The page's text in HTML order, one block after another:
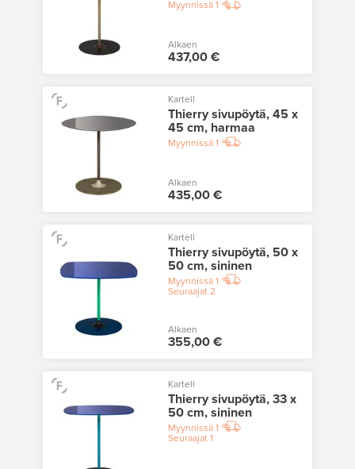
Myynnissä1
Alkaen
437,00 €
Kartell
Thierry sivupöytä, 45 x
45 cm, harmaa
Myynnissä1
Alkaen
435,00 €
Kartell
Thierry sivupöytä, 50 x
50 cm, sininen
Myynnissä1
Seuraajat 2
Alkaen
355,00 €
Kartell
Thierry sivupöytä, 33 x
50 cm, sininen
Myynnissä1
Seuraajat 1